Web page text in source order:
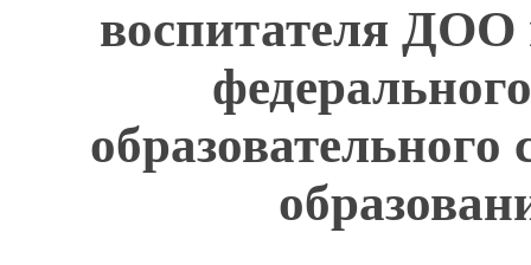
воспитателя ДОО